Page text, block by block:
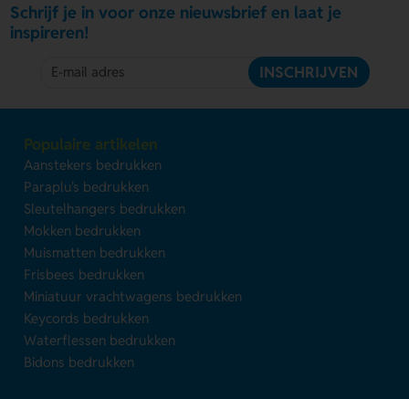
Schrijf je in voor onze nieuwsbrief en laat je
inspireren!
INSCHRIJVEN
Populaire artikelen
Aanstekers bedrukken
Paraplu's bedrukken
Sleutelhangers bedrukken
Mokken bedrukken
Muismatten bedrukken
Frisbees bedrukken
Miniatuur vrachtwagens bedrukken
Keycords bedrukken
Waterflessen bedrukken
Bidons bedrukken